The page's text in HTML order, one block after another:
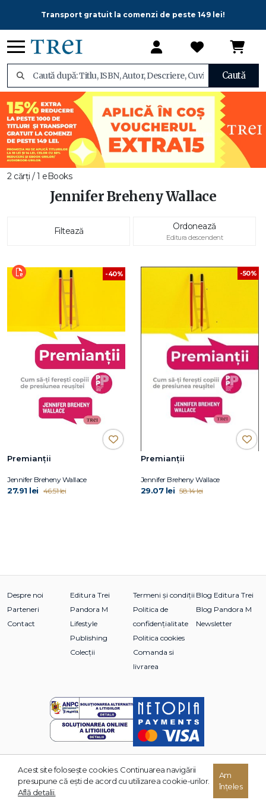
Transport gratuit la comenzi de peste 149 lei!
Caută
2 cărți / 1 eBooks
Jennifer Breheny Wallace
Filtează Ordonează
Editura descendent
-40%
Premianții
Jennifer Breheny Wallace
27.91 lei 46.51 lei
-50%
Premianții
Jennifer Breheny Wallace
29.07 lei 58.14 lei
Despre noi
Parteneri
Contact
Editura Trei
Pandora M
Lifestyle
Publishing
Colecții
Termeni și condiții
Politica de
confidențialitate
Politica cookies
Comanda si
livrarea
Blog Editura Trei
Blog Pandora M
Newsletter
© 2026 Grupul Editorial TREI. Toate drepturile rezervate.
Acest site foloseşte cookies. Continuarea navigării
presupune că eşti de acord cu utilizarea cookie-urilor.
Află detalii.
Am
înțeles